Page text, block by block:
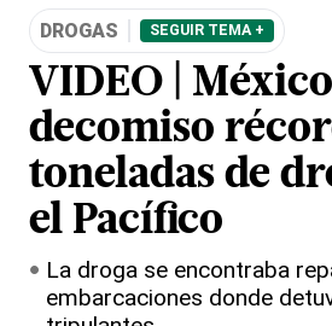
DROGAS SEGUIR TEMA +
VIDEO |
decomiso
toneladas de
el Pacífico
La droga se encontraba
embarcaciones donde